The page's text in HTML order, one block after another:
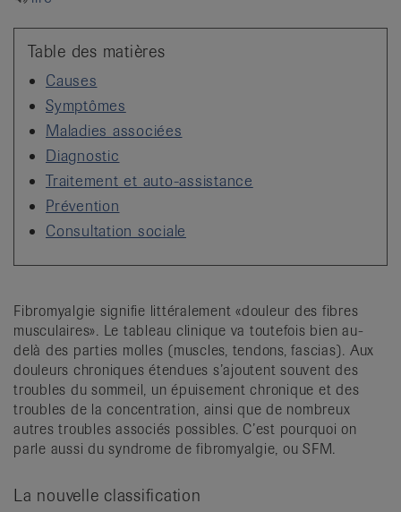
Table des matières
Causes
Symptômes
Maladies associées
Diagnostic
Traitement et auto-assistance
Prévention
Consultation sociale
Fibromyalgie signifie littéralement «douleur des fibres
musculaires». Le tableau clinique va toutefois bien au-
delà des parties molles (muscles, tendons, fascias). Aux
douleurs chroniques étendues s’ajoutent souvent des
troubles du sommeil, un épuisement chronique et des
troubles de la concentration, ainsi que de nombreux
autres troubles associés possibles. C’est pourquoi on
parle aussi du syndrome de fibromyalgie, ou SFM.
La nouvelle classification